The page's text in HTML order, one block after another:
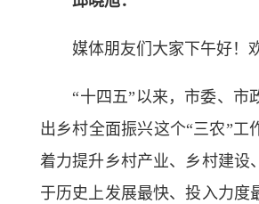
媒体朋友们大家下午好！欢
“十四五”以来，市委、市政
出乡村全面振兴这个“三农”工
着力提升乡村产业、乡村建设
于历史上发展最快、投入力度